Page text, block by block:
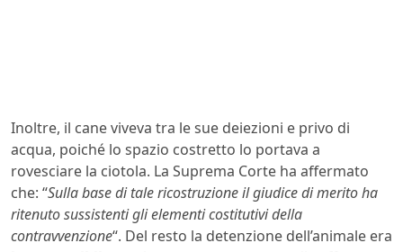
Inoltre, il cane viveva tra le sue deiezioni e privo di
acqua, poiché lo spazio costretto lo portava a
rovesciare la ciotola. La Suprema Corte ha affermato
che: “Sulla base di tale ricostruzione il giudice di merito ha
ritenuto sussistenti gli elementi costitutivi della
contravvenzione“. Del resto la detenzione dell’animale era